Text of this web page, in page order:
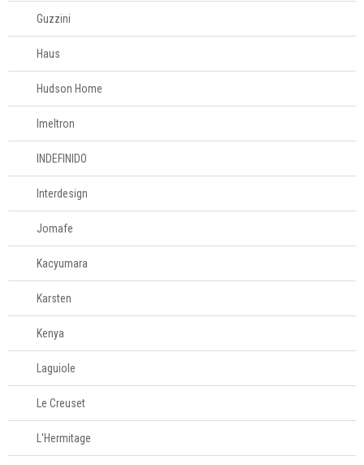
Panelas
Eletros
Mesa
Cama e banho
Móveis
Decoração
Login
Criar conta
Pesquisar Lista
Conosco
61
996581061
Guzzini
Haus
Hudson Home
Imeltron
INDEFINIDO
Interdesign
Jomafe
Kacyumara
Karsten
Kenya
Laguiole
Le Creuset
L'Hermitage